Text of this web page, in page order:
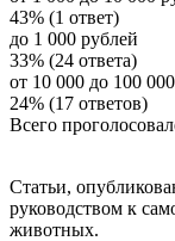
43% (1 ответ)
до 1 000 рублей
33% (24 ответа)
от 10 000 до 100
24% (17 ответов)
Всего
Статьи,
руководством к
животных.